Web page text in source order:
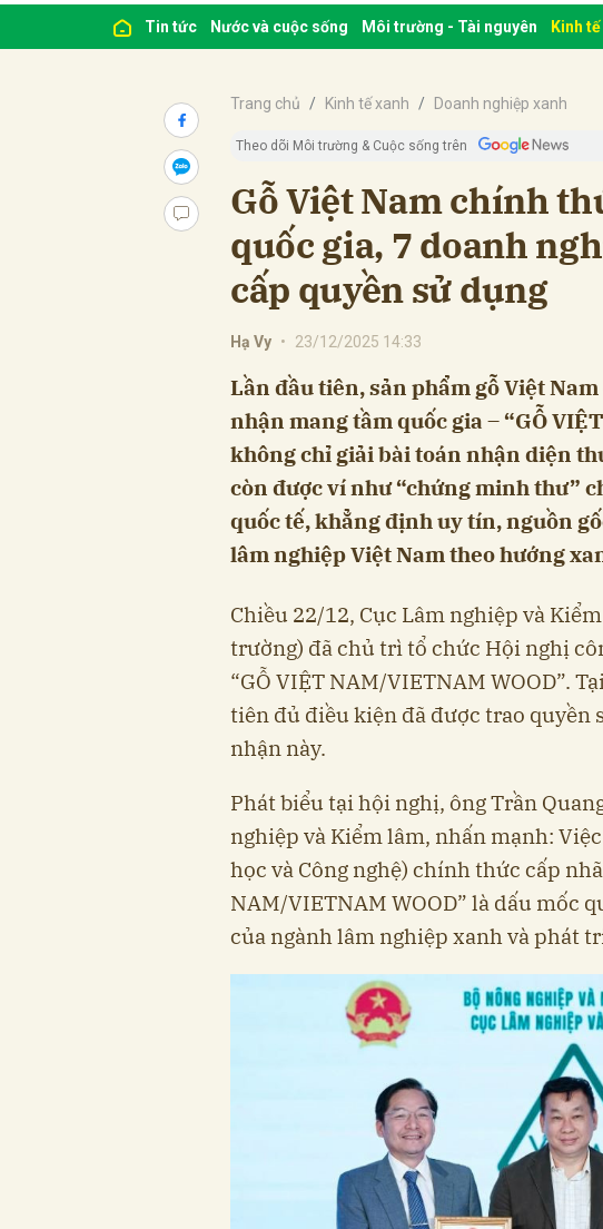
Tin tức Nước và cuộc sống Môi trường - Tài nguyên Kinh
Trang chủ Kinh tế xanh Doanh nghiệp xanh
Theo dõi Môi trường & Cuộc sống trên
Gỗ Việt Nam chính
quốc gia, 7 doanh
cấp quyền sử dụng
Hạ Vy • 23/12/2025 14:33
Lần đầu tiên, sản phẩm gỗ Việt
nhận mang tầm quốc gia – “GỖ
không chỉ giải bài toán nhận diện
còn được ví như “chứng minh thư”
quốc tế, khẳng định uy tín, nguồn
lâm nghiệp Việt Nam theo hướng
Chiều 22/12, Cục Lâm nghiệp và
trường) đã chủ trì tổ chức Hội nghị
“GỖ VIỆT NAM/VIETNAM WOOD”.
tiên đủ điều kiện đã được trao quyền
nhận này.
Phát biểu tại hội nghị, ông Trần
nghiệp và Kiểm lâm, nhấn mạnh:
học và Công nghệ) chính thức cấp
NAM/VIETNAM WOOD” là dấu mốc
của ngành lâm nghiệp xanh và phát